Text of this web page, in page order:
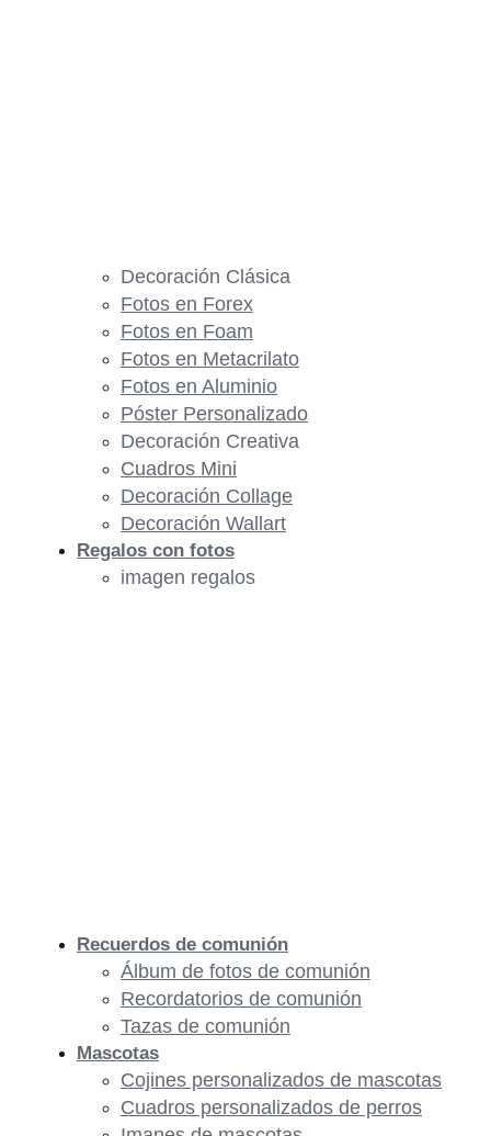
Decoración Clásica
Fotos en Forex
Fotos en Foam
Fotos en Metacrilato
Fotos en Aluminio
Póster Personalizado
Decoración Creativa
Cuadros Mini
Decoración Collage
Decoración Wallart
Regalos con fotos
imagen regalos
Recuerdos de comunión
Álbum de fotos de comunión
Recordatorios de comunión
Tazas de comunión
Mascotas
Cojines personalizados de mascotas
Cuadros personalizados de perros